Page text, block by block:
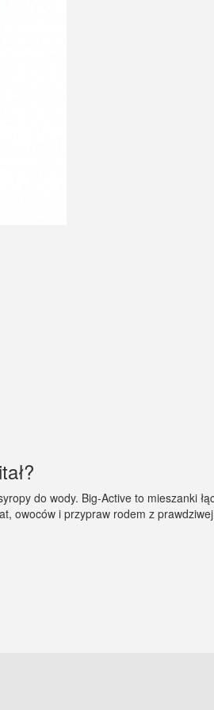
do wody. Big-Active to mieszanki
owoców i przypraw rodem z